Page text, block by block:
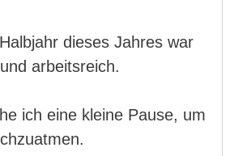
dieses Jahres war
arbeitsreich.
ich eine kleine Pause, um